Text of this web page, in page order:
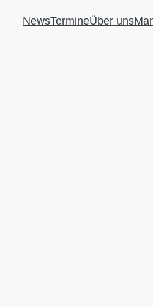
NewsTermineÜber uns